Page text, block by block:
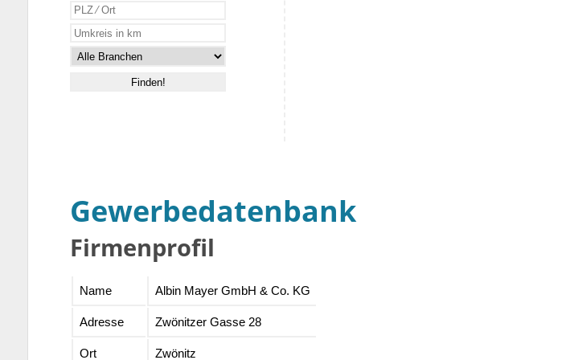
Gewerbedatenbank
Firmenprofil
Name Albin Mayer GmbH & Co. KG
Adresse Zwönitzer Gasse 28
Ort Zwönitz